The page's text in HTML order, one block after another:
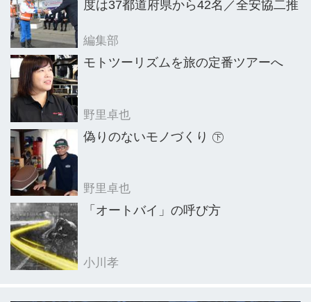
度は37都道府県から42名／全安協二推
編集部
モトツーリズムを旅の定番ツアーへ
野里卓也
偽りのないモノづくり ㊦
野里卓也
「オートバイ」の呼び方
小川孝